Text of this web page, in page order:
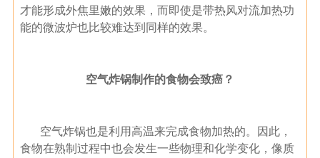
才能形成外焦里嫩的效果，而即使是带热风对流加热功
能的微波炉也比较难达到同样的效果。
空气炸锅制作的食物会致癌？
空气炸锅也是利用高温来完成食物加热的。因此，
食物在熟制过程中也会发生一些物理和化学变化，像质